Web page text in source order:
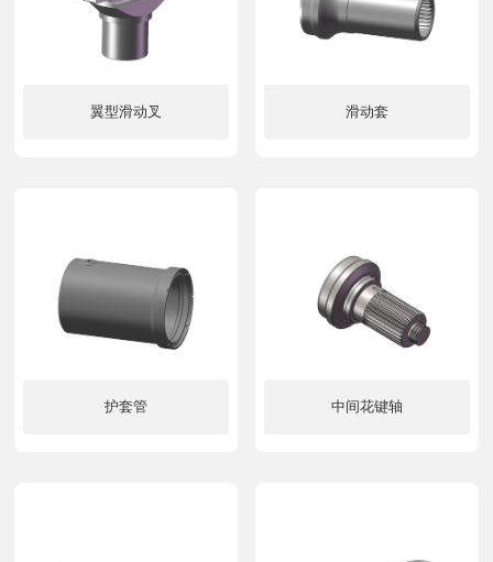
翼型滑动叉 滑动套
护套管 中间花键轴